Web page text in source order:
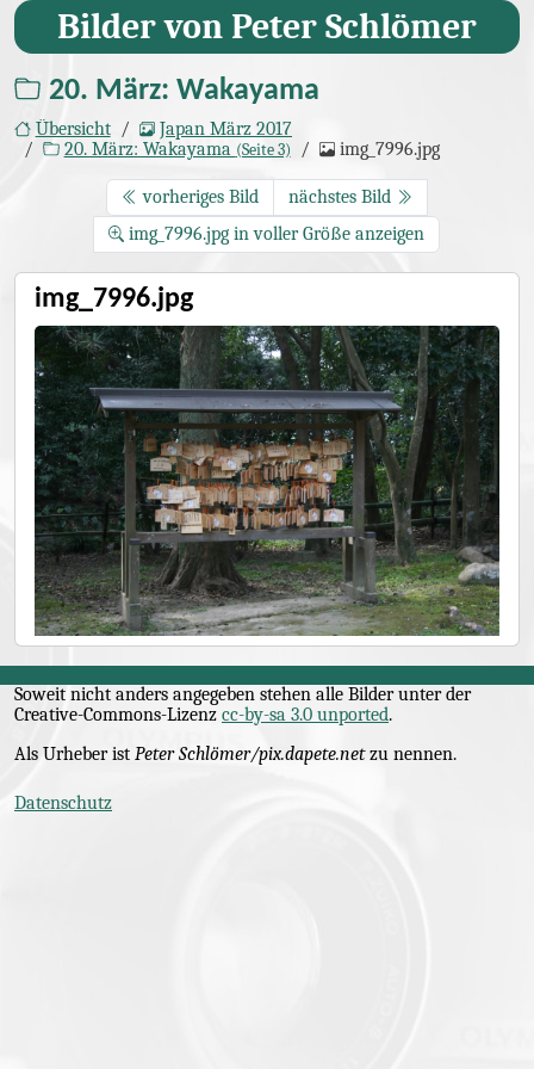
Bilder von Peter Schlömer
20. März: Wakayama
Übersicht
Japan März 2017
20. März: Wakayama (Seite 3) img_7996.jpg
vorheriges Bild
nächstes Bild
img_7996.jpg in voller Größe anzeigen
img_7996.jpg
Soweit nicht anders angegeben stehen alle Bilder unter der
Creative-Commons-Lizenz cc-by-sa 3.0 unported.
Als Urheber ist Peter Schlömer/pix.dapete.netzu nennen.
Datenschutz